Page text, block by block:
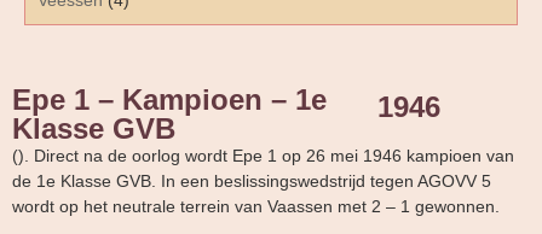
Epe 1 – Kampioen – 1e
Klasse GVB
1946
(). Direct na de oorlog wordt Epe 1 op 26 mei 1946 kampioen van
de 1e Klasse GVB. In een beslissingswedstrijd tegen AGOVV 5
wordt op het neutrale terrein van Vaassen met 2 – 1 gewonnen.